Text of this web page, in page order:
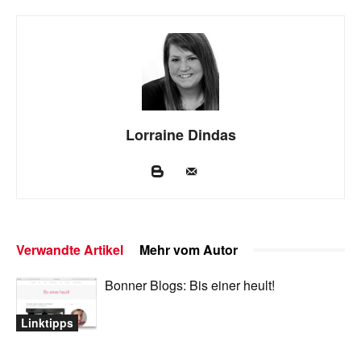
Lorraine Dindas
Verwandte Artikel Mehr vom Autor
Linktipps
Bonner Blogs: Bis einer heult!